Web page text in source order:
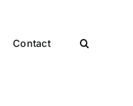
Contact